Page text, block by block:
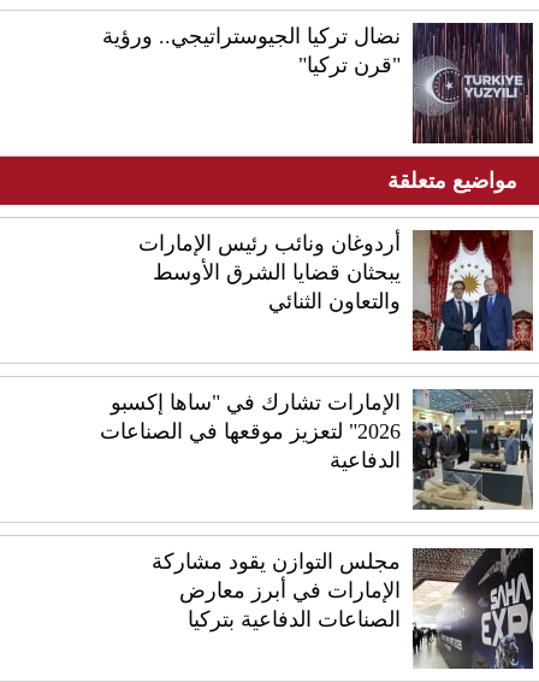
نضال تركيا الجيوستراتيجي.. ورؤية
"قرن تركيا"
مواضيع متعلقة
أردوغان ونائب رئيس الإمارات
يبحثان قضايا الشرق الأوسط
والتعاون الثنائي
الإمارات تشارك في "ساها إكسبو
2026" لتعزيز موقعها في الصناعات
الدفاعية
مجلس التوازن يقود مشاركة
الإمارات في أبرز معارض
الصناعات الدفاعية بتركيا